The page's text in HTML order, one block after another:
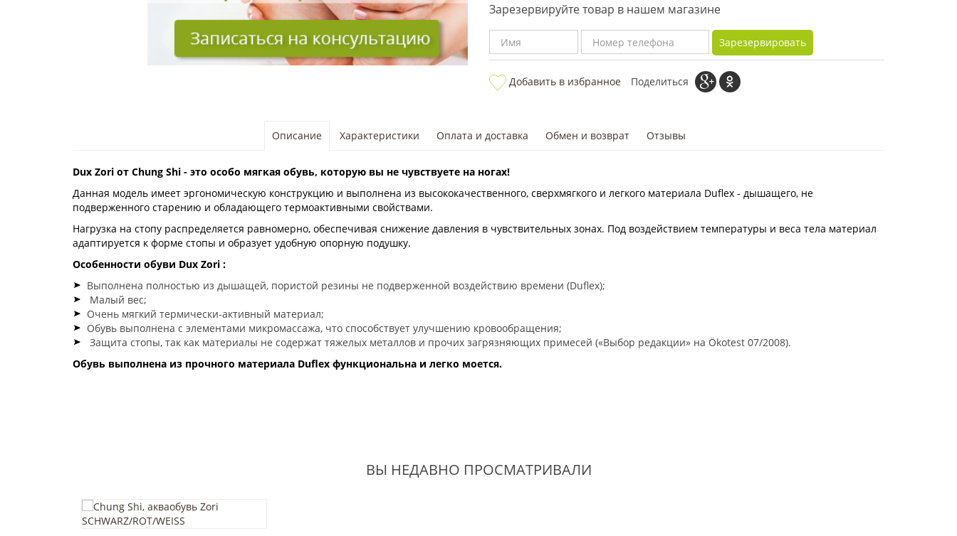
Зарезервируйте товар в нашем магазине
Зарезервировать
Добавить в избранное Поделиться
Описание Характеристики Оплата и доставка Обмен и возврат Отзывы
Dux Zori от Chung Shi - это особо мягкая обувь, которую вы не чувствуете на ногах!
Данная модель имеет эргономическую конструкцию и выполнена из высококачественного, сверхмягкого и легкого материала Duflex - дышащего, не
подверженного старению и обладающего термоактивными свойствами.
Нагрузка на стопу распределяется равномерно, обеспечивая снижение давления в чувствительных зонах. Под воздействием температуры и веса тела материал
адаптируется к форме стопы и образует удобную опорную подушку.
Особенности обуви Dux Zori :
Выполнена полностью из дышащей, пористой резины не подверженной воздействию времени (Duflex);
Малый вес;
Очень мягкий термически-активный материал;
Обувь выполнена с элементами микромассажа, что способствует улучшению кровообращения;
Защита стопы, так как материалы не содержат тяжелых металлов и прочих загрязняющих примесей («Выбор редакции» на Ökotest 07/2008).
Обувь выполнена из прочного материала Duflex функциональна и легко моется.
ВЫ НЕДАВНО ПРОСМАТРИВАЛИ